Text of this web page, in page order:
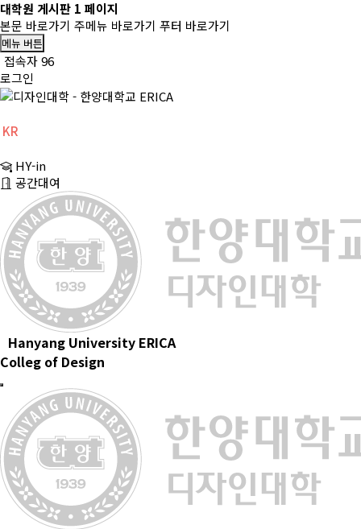
대학원 게시판 1 페이지
본문 바로가기 주메뉴 바로가기 푸터 바로가기
메뉴 버튼
접속자 96
로그인
KR
CH
EN
HY-in
공간대여
Hanyang University ERICA
Colleg of Design